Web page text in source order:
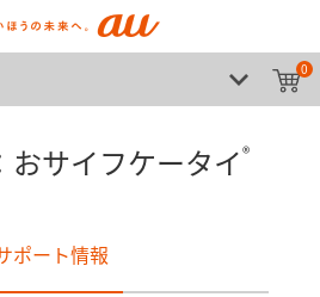
0
おサイフケータイ®
ポート情報